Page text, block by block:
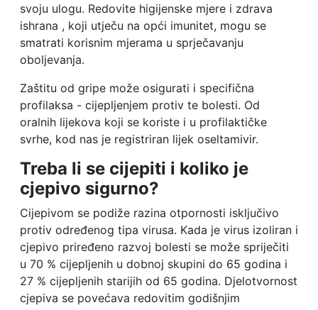
svoju ulogu. Redovite higijenske mjere i zdrava
ishrana , koji utječu na opći imunitet, mogu se
smatrati korisnim mjerama u sprječavanju
oboljevanja.
Zaštitu od gripe može osigurati i specifična
profilaksa - cijepljenjem protiv te bolesti. Od
oralnih lijekova koji se koriste i u profilaktičke
svrhe, kod nas je registriran lijek oseltamivir.
Treba li se cijepiti i koliko je
cjepivo sigurno?
Cijepivom se podiže razina otpornosti isključivo
protiv određenog tipa virusa. Kada je virus izoliran i
cjepivo priređeno razvoj bolesti se može spriječiti
u 70 % cijepljenih u dobnoj skupini do 65 godina i
27 % cijepljenih starijih od 65 godina. Djelotvornost
cjepiva se povećava redovitim godišnjim